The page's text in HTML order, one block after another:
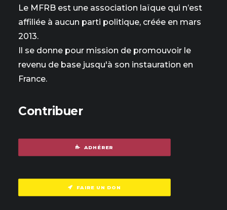
Le MFRB est une association laïque qui n’est
affiliée à aucun parti politique, créée en mars
2013.
Il se donne pour mission de promouvoir le
revenu de base jusqu'à son instauration en
France.
Contribuer
ADHÉRER
FAIRE UN DON